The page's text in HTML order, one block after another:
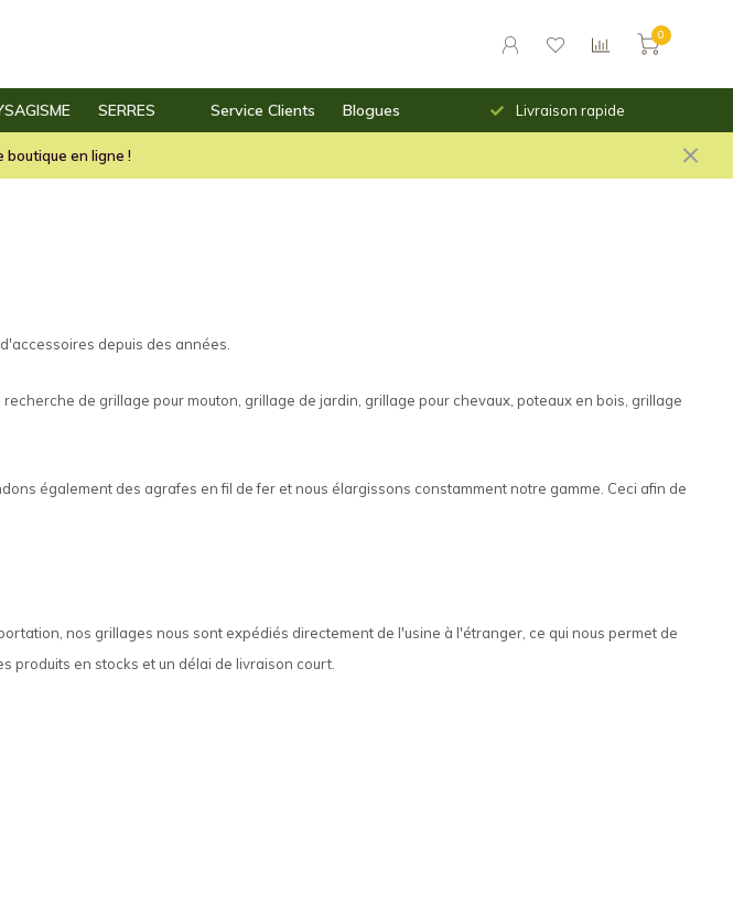
0
grillage
de fil
de protection
Bordure en acier corten
SERRES Service Clients Blogues
excellent Toujours des prix saillants Livraison rapide
boutique en ligne !
depuis des années.
de grillage pour mouton, grillage de jardin, grillage pour chevaux, poteaux en bois, grillage
également des agrafes en fil de fer et nous élargissons constamment notre gamme. Ceci afin de
nos grillages nous sont expédiés directement de l'usine à l'étranger, ce qui nous permet de
produits en stocks et un délai de livraison court.